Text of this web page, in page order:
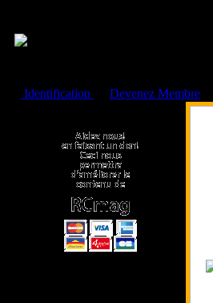
Identification
Devenez Membre